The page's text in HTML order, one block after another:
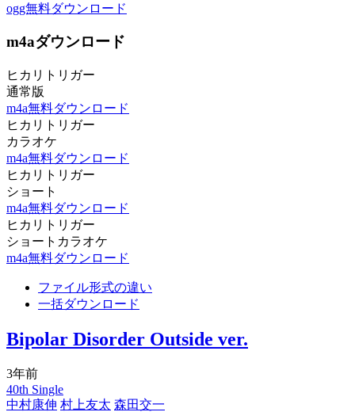
ogg無料ダウンロード
m4aダウンロード
ヒカリトリガー
通常版
m4a無料ダウンロード
ヒカリトリガー
カラオケ
m4a無料ダウンロード
ヒカリトリガー
ショート
m4a無料ダウンロード
ヒカリトリガー
ショートカラオケ
m4a無料ダウンロード
ファイル形式の違い
一括ダウンロード
Bipolar Disorder Outside ver.
3年前
40th Single
中村康伸 村上友太 森田交一